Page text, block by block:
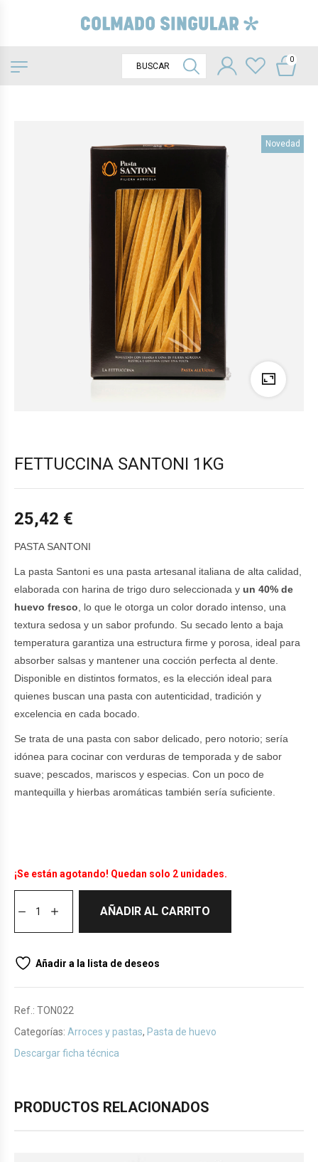
0
Novedad
FETTUCCINA SANTONI 1KG
25,42 €
PASTA SANTONI
La pasta Santoni es una pasta artesanal italiana de alta calidad,
elaborada con harina de trigo duro seleccionada y un 40% de
huevo fresco , lo que le otorga un color dorado intenso, una
textura sedosa y un sabor profundo. Su secado lento a baja
temperatura garantiza una estructura firme y porosa, ideal para
absorber salsas y mantener una cocción perfecta al dente.
Disponible en distintos formatos, es la elección ideal para
quienes buscan una pasta con autenticidad, tradición y
excelencia en cada bocado.
Se trata de una pasta con sabor delicado, pero notorio; sería
idónea para cocinar con verduras de temporada y de sabor
suave; pescados, mariscos y especias. Con un poco de
mantequilla y hierbas aromáticas también sería suficiente.
¡Se están agotando! Quedan solo 2 unidades.
AÑADIR AL CARRITO
Añadir a la lista de deseos
Ref.: TON022
Categorías: Arroces y pastas, Pasta de huevo
Descargar ficha técnica
PRODUCTOS RELACIONADOS